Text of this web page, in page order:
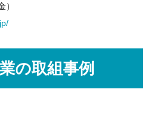
）
の取組事例